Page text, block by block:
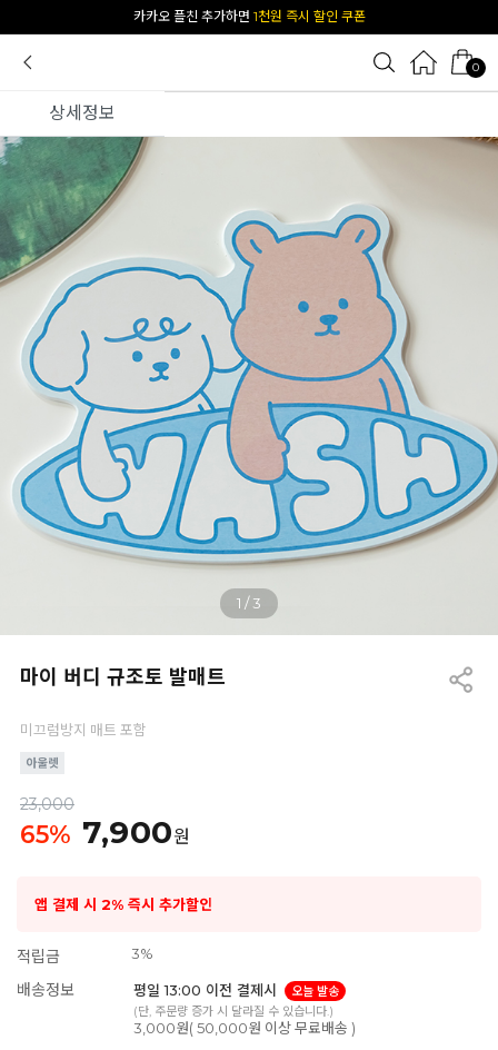
[공식몰 단독] 앱 다운받고2% 결제 할인 받기
0
상세정보
1 /3
마이 버디 규조토 발매트
미끄럼방지 매트 포함
23,000
65% 7,900원
앱 결제 시 2% 즉시 추가할인
적립금 3%
배송정보 평일 13:00 이전 결제시
오늘 발송
(단, 주문량 증가 시 달라질 수 있습니다.)
3,000원( 50,000원 이상 무료배송 )